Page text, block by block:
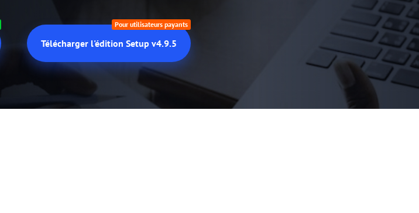
Télécharger l'édition Setup v4.9.5
Pour utilisateurs payants